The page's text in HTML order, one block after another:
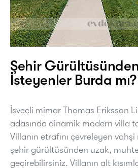
Şehir
İsteyenler Burda mı?
İsveçli mimar Thomas Eriksson
adasında dinamik modern villa
Villanın etrafını çevreleyen
şehir gürültüsünden uzak,
geçirebilirsiniz. Villanın alt